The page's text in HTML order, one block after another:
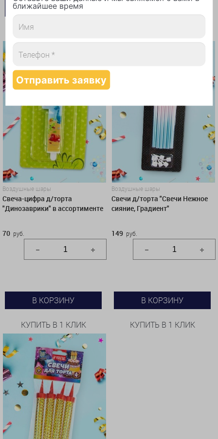
В КОРЗИНУ
КУПИТЬ В 1 КЛИК
Воздушные шары
Свеча-цифра д/торта
"Динозаврики" в ассортименте
70 руб.
В КОРЗИНУ
КУПИТЬ В 1 КЛИК
Воздушные шары
Свечи д/торта "Свечи Нежное
сияние, Градиент"
149 руб.
В КОРЗИНУ
КУПИТЬ В 1 КЛИК
ближайшее время